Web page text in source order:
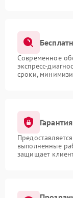
Современное
экспресс-
сроки,
выполненные
защищает